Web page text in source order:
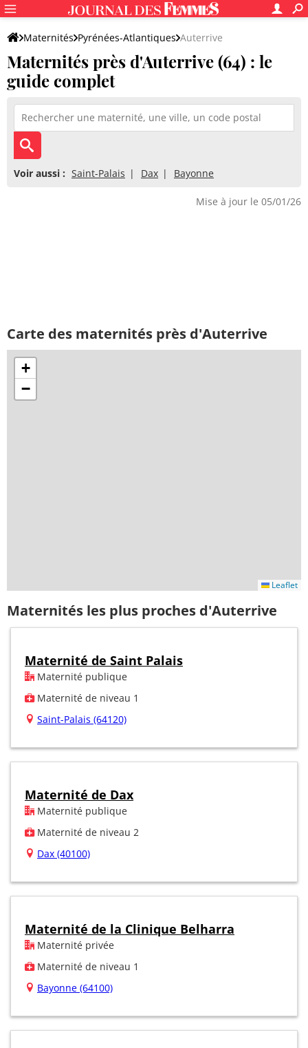
Maternités Pyrénées-Atlantiques Auterrive
Maternités près d'Auterrive (64) : le
guide complet
Voir aussi : Saint-Palais Dax Bayonne
Mise à jour le 05/01/26
Carte des maternités près d'Auterrive
+
−
Leaflet
Maternités les plus proches d'Auterrive
Maternité de Saint Palais
Maternité publique
Maternité de niveau 1
Saint-Palais (64120)
Maternité de Dax
Maternité publique
Maternité de niveau 2
Dax (40100)
Maternité de la Clinique Belharra
Maternité privée
Maternité de niveau 1
Bayonne (64100)